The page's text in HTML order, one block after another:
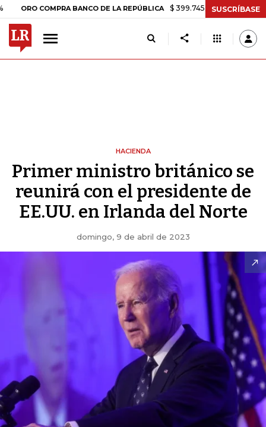
COMPRA BANCO DE LA REPÚBLICA $ 399.745,16 +$ 2.295,71 +0,58%
SUSCRÍBASE
HACIENDA
Primer ministro británico se
reunirá con el presidente de
EE.UU. en Irlanda del Norte
domingo, 9 de abril de 2023